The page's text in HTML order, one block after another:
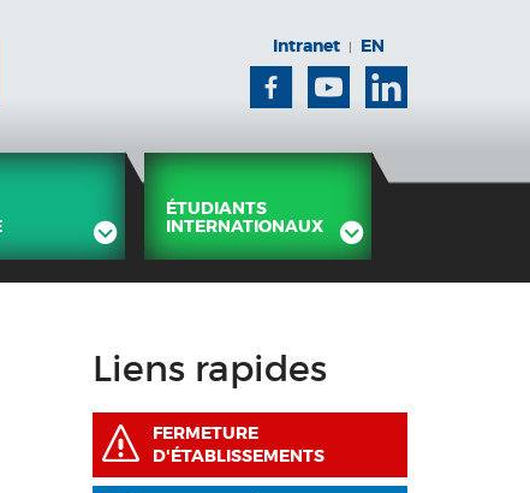
Intranet | EN
FacebookYoutube Linkedin
ÉTUDIANTS
INTERNATIONAUX
Liens rapides
FERMETURE
D'ÉTABLISSEMENTS